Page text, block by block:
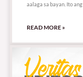
aalaga sa bayan. Ito ang
READ MORE »